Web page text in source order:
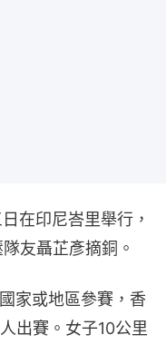
在印尼峇里舉行，
友聶芷彥摘銅。
家或地區參賽，香
出賽。女子10公里